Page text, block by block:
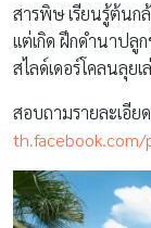
สารพิษ เรียนรู้ต้นก
เเต่เกิด ฝึกดำนาป
สไลด์เดอร์โคลนลุย
สอบถามรายละเอีย
th.facebook.com/